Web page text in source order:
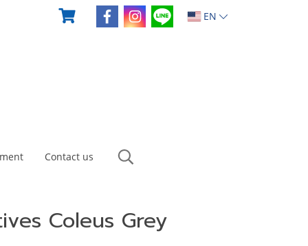
EN
Contact us
Coleus Grey